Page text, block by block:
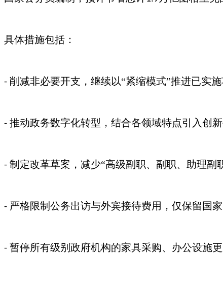
具体措施包括：
- 削减非必要开支，继续以“紧缩模式”推进已实
- 推动政务数字化转型，结合各领域特点引入创
- 制定改革草案，减少“高级副职、副职、助理副
- 严格限制公务出访与外宾接待费用，仅保留国
- 暂停所有级别政府机构的家具采购、办公设施